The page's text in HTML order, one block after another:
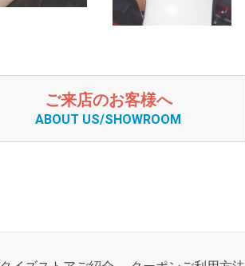
ご来店のお客様へ
ABOUT US/SHOWROOM